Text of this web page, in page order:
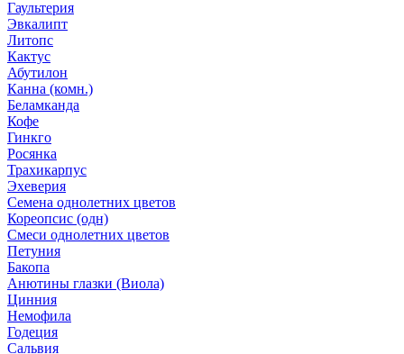
Гаультерия
Эвкалипт
Литопс
Кактус
Абутилон
Канна (комн.)
Беламканда
Кофе
Гинкго
Росянка
Трахикарпус
Эхеверия
Семена однолетних цветов
Кореопсис (одн)
Смеси однолетних цветов
Петуния
Бакопа
Анютины глазки (Виола)
Цинния
Немофила
Годеция
Сальвия